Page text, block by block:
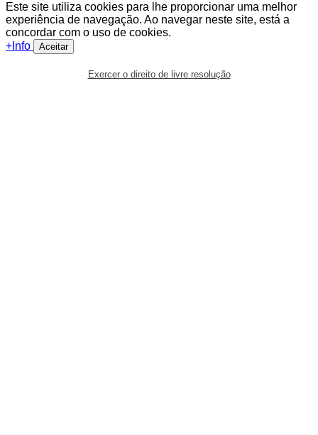
Este site utiliza cookies para lhe proporcionar uma melhor
experiência de navegação. Ao navegar neste site, está a
concordar com o uso de cookies.
+Info
Aceitar
Exercer o direito de livre resolução